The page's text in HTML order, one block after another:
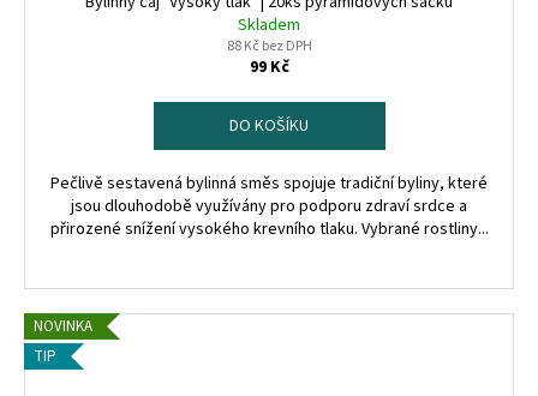
Skladem
88 Kč bez DPH
99 Kč
DO KOŠÍKU
Pečlivě sestavená bylinná směs spojuje tradiční byliny, které
jsou dlouhodobě využívány pro podporu zdraví srdce a
přirozené snížení vysokého krevního tlaku. Vybrané rostliny...
NOVINKA
TIP